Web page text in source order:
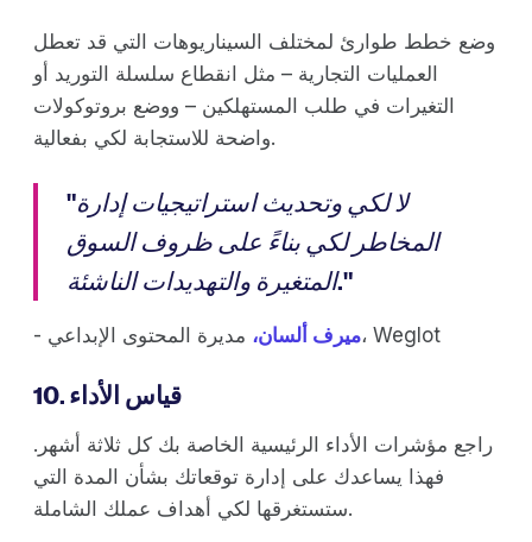
وضع خطط طوارئ لمختلف السيناريوهات التي قد تعطل
العمليات التجارية – مثل انقطاع سلسلة التوريد أو
التغيرات في طلب المستهلكين – ووضع بروتوكولات
واضحة للاستجابة لكي بفعالية.
"لا لكي وتحديث استراتيجيات إدارة
المخاطر لكي بناءً على ظروف السوق
المتغيرة والتهديدات الناشئة."
- ميرف ألسان،مديرة المحتوى الإبداعي، Weglot
10. قياس الأداء
راجع مؤشرات الأداء الرئيسية الخاصة بك كل ثلاثة أشهر.
فهذا يساعدك على إدارة توقعاتك بشأن المدة التي
ستستغرقها لكي أهداف عملك الشاملة.